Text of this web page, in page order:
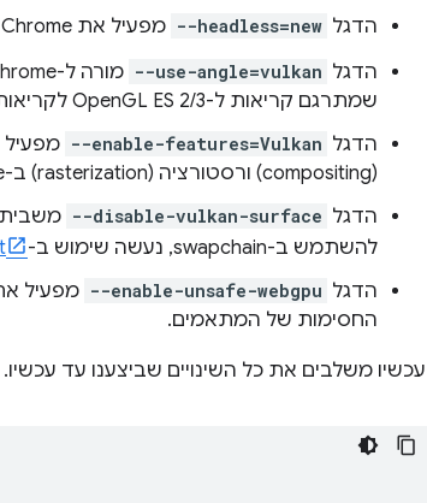
הדגל --headless=new מפעיל את Chrome ב
הדגל --use-angle=vulkan מורה ל-Chrome להשתמש ב
שמתרגם קריאות ל-OpenGL ES 2/3 לקריאות ל-Vulkan API.
הדגל --enable-features=Vulkan
(compositing) ורסטורציה (rasterization) ב-Chrome.
הדגל --disable-vulkan-surface
להשתמש ב-swapchain, נעשה שימוש ב-
הדגל --enable-unsafe-webgpu
החסימות של המתאמים.
עכשיו משלבים את כל השינויים שביצענו עד